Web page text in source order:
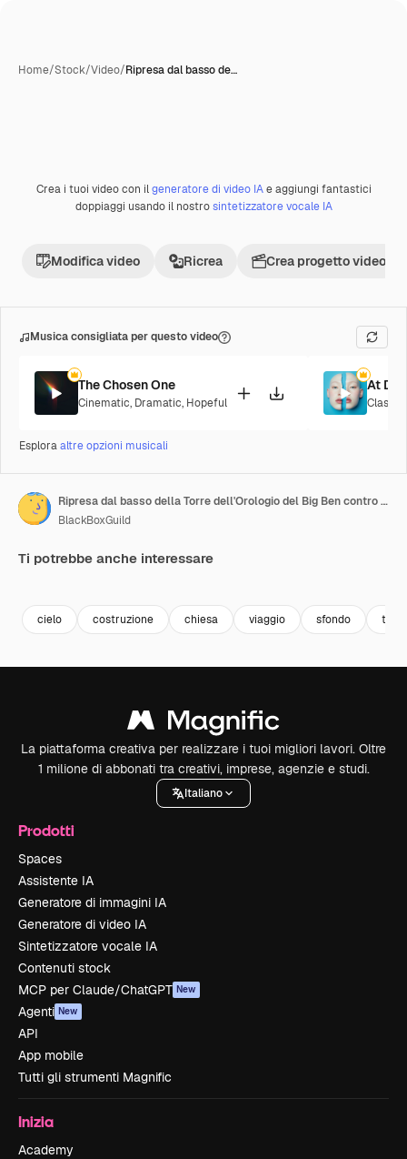
Home/Stock/Video/Ripresa dal basso de…
Premium
Crea i tuoi video con ilgeneratore di video IAe aggiungi fantastici
doppiaggi usando il nostrosintetizzatore vocale IA
Modifica video Ricrea Crea progetto video
Musica consigliata per questo video
The Chosen One
Cinematic, Dramatic, Hopeful
At
Esploraaltre opzioni musicali
Ripresa dal basso della Torre dell'Orologio del Big Ben contro un cielo nuvoloso.
BlackBoxGuild
Ti potrebbe anche interessare
cielo costruzione chiesa viaggio sfondo torre
La piattaforma creativa per realizzare i tuoi migliori lavori. Oltre
1 milione di abbonati tra creativi, imprese, agenzie e studi.
Italiano
Prodotti
Spaces
Assistente IA
Generatore di immagini IA
Generatore di video IA
Sintetizzatore vocale IA
Contenuti stock
MCP per Claude/ChatGPT New
Agenti New
API
App mobile
Tutti gli strumenti Magnific
Inizia
Academy